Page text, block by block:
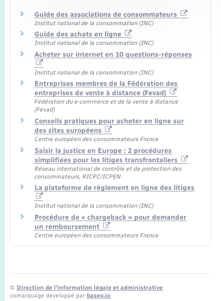
Guide des associations de consommateurs
Institut national de la consommation (INC)
Guide des achats en ligne
Institut national de la consommation (INC)
Acheter sur internet en 10 questions-réponses
Institut national de la consommation (INC)
Entreprises membres de la Fédération des
entreprises de vente à distance (Fevad)
Fédération du e-commerce et de la vente à distance
(Fevad)
Conseils pratiques pour acheter en ligne sur
des sites européens
Centre européen des consommateurs France
Saisir la justice en Europe : 2 procédures
simplifiées pour les litiges transfrontaliers
Réseau international de contrôle et de protection des
consommateurs, RICPC/ICPEN
La plateforme de règlement en ligne des litiges
Institut national de la consommation (INC)
Procédure de « chargeback » pour demander
un remboursement
Centre européen des consommateurs France
© Direction de l’information légale et administrative
comarquage developpé par baseo.io